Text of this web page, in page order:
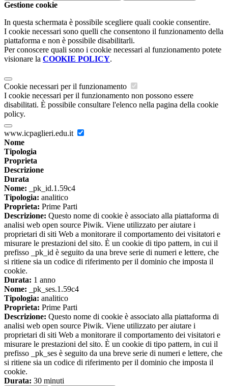
Gestione cookie
In questa schermata è possibile scegliere quali cookie consentire.
I cookie necessari sono quelli che consentono il funzionamento della
piattaforma e non è possibile disabilitarli.
Per conoscere quali sono i cookie necessari al funzionamento potete
visionare la COOKIE POLICY.
Cookie necessari per il funzionamento
I cookie necessari per il funzionamento non possono essere
disabilitati. È possibile consultare l'elenco nella pagina della cookie
policy.
www.icpaglieri.edu.it
Nome
Tipologia
Proprieta
Descrizione
Durata
Nome: _pk_id.1.59c4
Tipologia: analitico
Proprieta: Prime Parti
Descrizione: Questo nome di cookie è associato alla piattaforma di
analisi web open source Piwik. Viene utilizzato per aiutare i
proprietari di siti Web a monitorare il comportamento dei visitatori e
misurare le prestazioni del sito. È un cookie di tipo pattern, in cui il
prefisso _pk_id è seguito da una breve serie di numeri e lettere, che
si ritiene sia un codice di riferimento per il dominio che imposta il
cookie.
Durata: 1 anno
Nome: _pk_ses.1.59c4
Tipologia: analitico
Proprieta: Prime Parti
Descrizione: Questo nome di cookie è associato alla piattaforma di
analisi web open source Piwik. Viene utilizzato per aiutare i
proprietari di siti Web a monitorare il comportamento dei visitatori e
misurare le prestazioni del sito. È un cookie di tipo pattern, in cui il
prefisso _pk_ses è seguito da una breve serie di numeri e lettere, che
si ritiene sia un codice di riferimento per il dominio che imposta il
cookie.
Durata: 30 minuti